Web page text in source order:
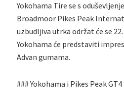
Yokohama Tire se s
Broadmoor Pikes Peak
uzbudljiva utrka održat će se
Yokohama će predstaviti
Advan gumama.
### Yokohama i Pikes Peak